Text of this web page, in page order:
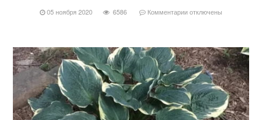
05 ноября 2020 6586 Комментарииотключены